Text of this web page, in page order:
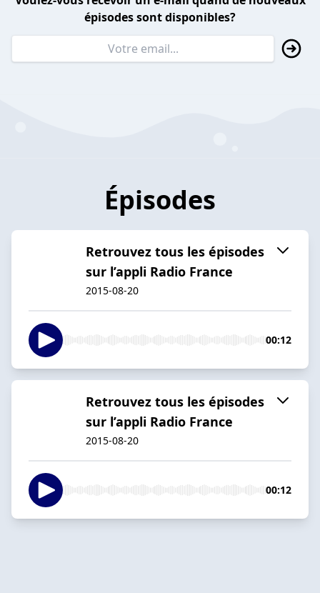
épisodes sont disponibles?
Épisodes
Retrouvez tous les épisodes
sur l’appli Radio France
2015-08-20
00:12
Retrouvez tous les épisodes
sur l’appli Radio France
2015-08-20
00:12